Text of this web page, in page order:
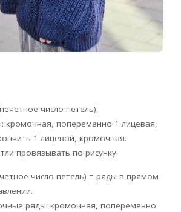
число петель).
кромочная, попеременно 1 лицевая,
1 лицевой, кромочная.
провязывать по рисунку.
число петель) = ряды в прямом
ряды: кромочная, попеременно